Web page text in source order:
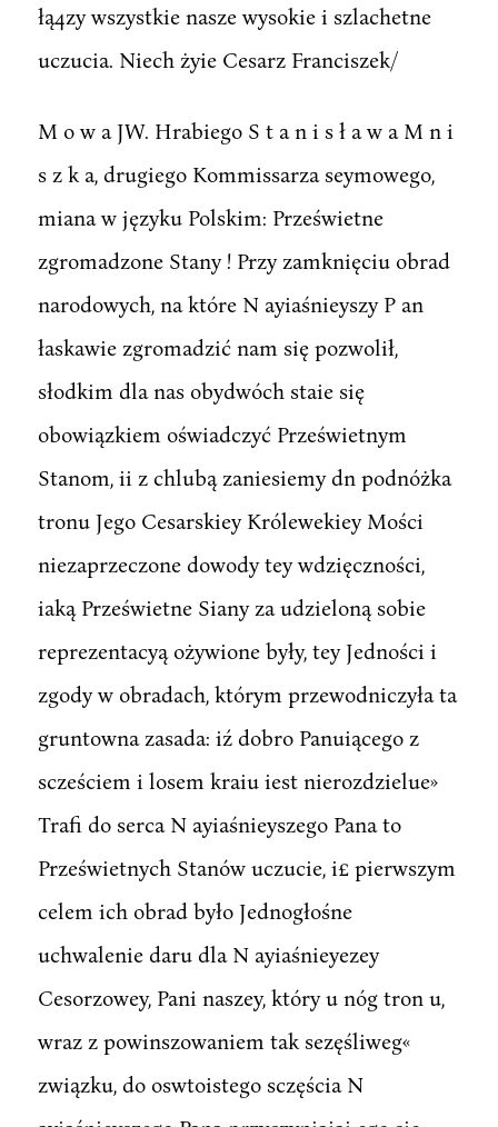
łą4zy wszystkie nasze wysokie i szlachetne
uczucia. Niech żyie Cesarz Franciszek/
M o w a JW. Hrabiego S t a n i s ł a w a M n i
s z k a, drugiego Kommissarza seymowego,
miana w języku Polskim: Prześwietne
zgromadzone Stany ! Przy zamknięciu obrad
narodowych, na które N ayiaśnieyszy P an
łaskawie zgromadzić nam się pozwolił,
słodkim dla nas obydwóch staie się
obowiązkiem oświadczyć Prześwietnym
Stanom, ii z chlubą zaniesiemy dn podnóżka
tronu Jego Cesarskiey Królewekiey Mości
niezaprzeczone dowody tey wdzięczności,
iaką Prześwietne Siany za udzieloną sobie
reprezentacyą ożywione były, tey Jedności i
zgody w obradach, którym przewodniczyła ta
gruntowna zasada: iź dobro Panuiącego z
scześciem i losem kraiu iest nierozdzielue»
Trafi do serca N ayiaśnieyszego Pana to
Prześwietnych Stanów uczucie, i£ pierwszym
celem ich obrad było Jednogłośne
uchwalenie daru dla N ayiaśnieyezey
Cesorzowey, Pani naszey, który u nóg tron u,
wraz z powinszowaniem tak sezęśliweg«
związku, do oswtoistego sczęścia N